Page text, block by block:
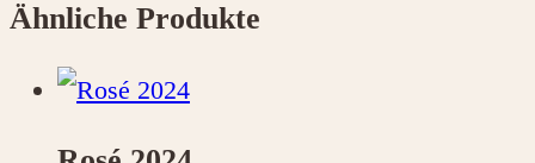
Ähnliche Produkte